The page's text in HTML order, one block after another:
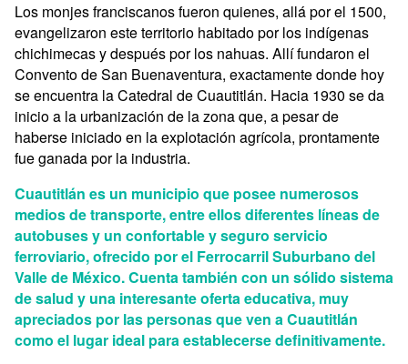
Los monjes franciscanos fueron quienes, allá por el 1500,
evangelizaron este territorio habitado por los indígenas
chichimecas y después por los nahuas. Allí fundaron el
Convento de San Buenaventura, exactamente donde hoy
se encuentra la Catedral de Cuautitlán. Hacia 1930 se da
inicio a la urbanización de la zona que, a pesar de
haberse iniciado en la explotación agrícola, prontamente
fue ganada por la industria.
Cuautitlán es un municipio que posee numerosos
medios de transporte, entre ellos diferentes líneas de
autobuses y un confortable y seguro servicio
ferroviario, ofrecido por el Ferrocarril Suburbano del
Valle de México. Cuenta también con un sólido sistema
de salud y una interesante oferta educativa, muy
apreciados por las personas que ven a Cuautitlán
como el lugar ideal para establecerse definitivamente.